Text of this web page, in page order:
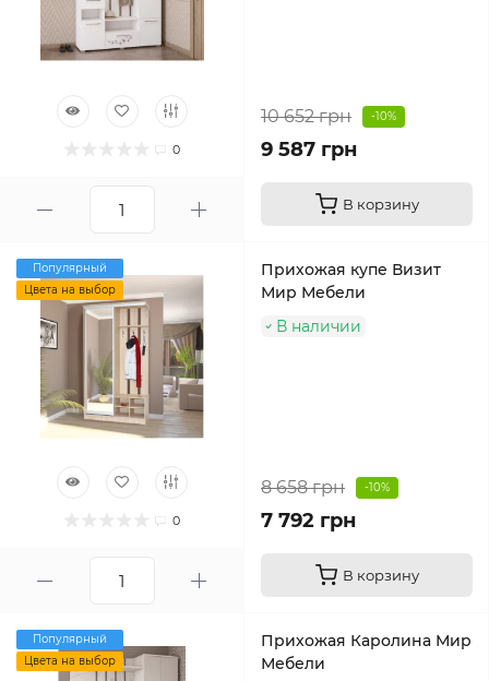
0
10 652 грн -10%
9 587 грн
В корзину
Популярный
Цвета на выбор
0
Прихожая купе Визит
Мир Мебели
В наличии
8 658 грн -10%
7 792 грн
В корзину
Популярный
Цвета на выбор
Прихожая Каролина Мир
Мебели